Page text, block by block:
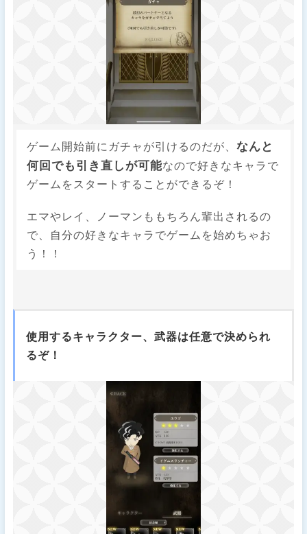
ゲーム開始前にガチャが引けるのだが、なんと
何回でも引き直しが可能なので好きなキャラで
ゲームをスタートすることができるぞ！
エマやレイ、ノーマンももちろん輩出されるの
で、自分の好きなキャラでゲームを始めちゃお
う！！
使用するキャラクター、武器は任意で決められ
るぞ！